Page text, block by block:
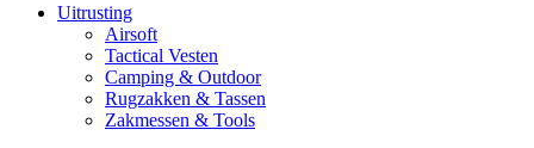
Uitrusting
Airsoft
Tactical Ves­ten
Camping & Outdoor
Rugzakken & Tassen
Zakmessen & Tools